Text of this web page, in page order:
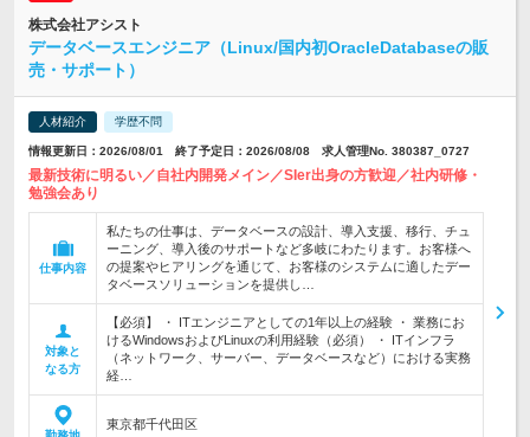
株式会社アシスト
データベースエンジニア（Linux/国内初OracleDatabaseの販
売・サポート）
人材紹介 学歴不問
情報更新日：2026/08/01 終了予定日：2026/08/08 求人管理No. 380387_0727
最新技術に明るい／自社内開発メイン／SIer出身の方歓迎／社内研修・
勉強会あり
仕事内容
私たちの仕事は、データベースの設計、導入支援、移行、チュ
ーニング、導入後のサポートなど多岐にわたります。お客様へ
の提案やヒアリングを通じて、お客様のシステムに適したデー
タベースソリューションを提供し…
対象と
なる方
【必須】 ・ ITエンジニアとしての1年以上の経験 ・ 業務にお
けるWindowsおよびLinuxの利用経験（必須） ・ ITインフラ
（ネットワーク、サーバー、データベースなど）における実務
経…
東京都千代田区